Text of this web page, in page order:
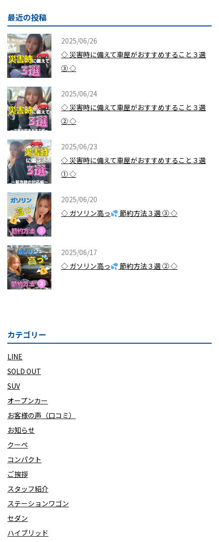
最近の投稿
2025/06/26
◇ 災害時に備えて車屋がおすすめすること３選
③ ◇
2025/06/24
◇ 災害時に備えて車屋がおすすめすること３選
② ◇
2025/06/23
◇ 災害時に備えて車屋がおすすめすること３選
① ◇
2025/06/20
◇ ガソリン高っ
節約方法３選 ③ ◇
2025/06/17
◇ ガソリン高っ
節約方法３選 ② ◇
カテゴリー
LINE
SOLD OUT
SUV
オープンカー
お客様の声（口コミ）
お知らせ
クーペ
コンパクト
ご挨拶
スタッフ紹介
ステーションワゴン
セダン
ハイブリッド